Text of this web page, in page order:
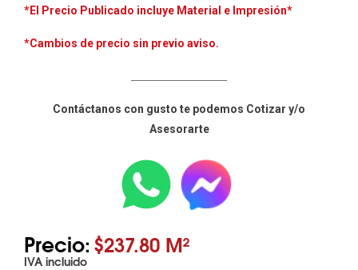
*El Precio Publicado incluye Material e Impresión*
*Cambios de precio sin previo aviso.
Contáctanos con gusto te podemos Cotizar y/o
Asesorarte
Precio:$237.80 M²
IVA incluido